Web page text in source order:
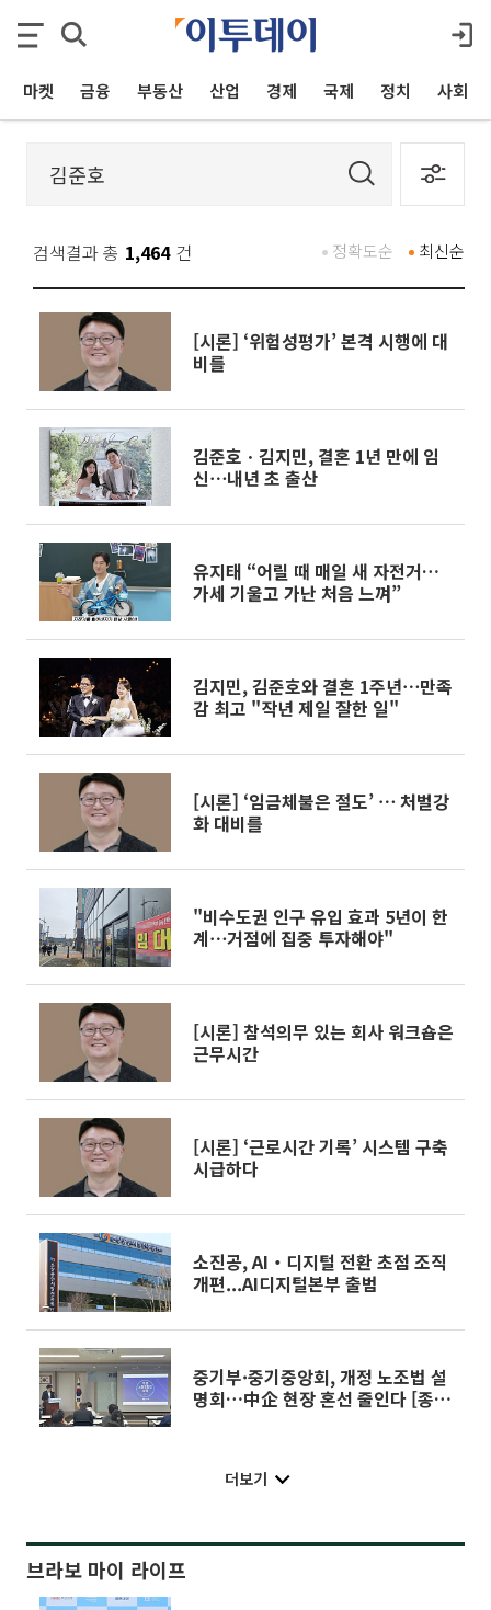
마켓 금융 부동산 산업 경제 국제 정치 사회
검색결과 총 1,464 건 최신순
정확도순
[시론] ‘위험성평가’ 본격 시행에 대
비를
김준호ㆍ김지민, 결혼 1년 만에 임
신⋯내년 초 출산
유지태 “어릴 때 매일 새 자전거…
가세 기울고 가난 처음 느껴”
김지민, 김준호와 결혼 1주년⋯만족
감 최고 "작년 제일 잘한 일"
[시론] ‘임금체불은 절도’ ⋯ 처벌강
화 대비를
"비수도권 인구 유입 효과 5년이 한
계⋯거점에 집중 투자해야"
[시론] 참석의무 있는 회사 워크숍은
근무시간
[시론] ‘근로시간 기록’ 시스템 구축
시급하다
소진공, AI‧디지털 전환 초점 조직
개편...AI디지털본부 출범
중기부·중기중앙회, 개정 노조법 설
명회…中企 현장 혼선 줄인다 [종
더보기
브라보 마이 라이프